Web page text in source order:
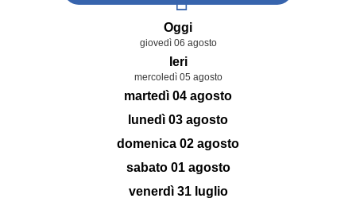
Oggi
giovedì 06 agosto
Ieri
mercoledì 05 agosto
martedì 04 agosto
lunedì 03 agosto
domenica 02 agosto
sabato 01 agosto
venerdì 31 luglio